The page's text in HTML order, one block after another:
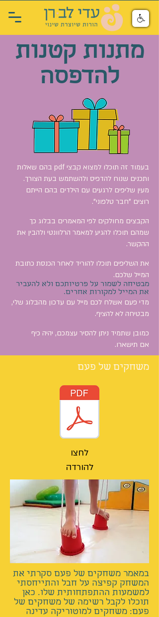
מתנות קטנות
להדפסה
בעמוד זה תוכלו למצוא קבצי pdf בהם שאלות
ותכנים שנוח להדפיס ולהשתמש בעת הצורך.
מעין שליפים לרגעים עם הילדים בהם הייתם
רוצים "חבר טלפוני".
הקבצים מחולקים לפי המאמרים בבלוג כך
שמהם תוכלו להגיע למאמר הרלוונטי ולהבין את
ההקשר.
את השליפים תוכלו להוריד לאחר הכנסת כתובת
המייל שלכם.
מבטיחה לשמור על פרטיותכם ולא להעביר
את המייל למקורות אחרים.
מדי פעם אשלח לכם מייל עם עדכון מהבלוג שלי,
מבטיחה לא להציף.
כמובן שתמיד ניתן להסיר עצמכם, יהיה כיף
אם תישארו.
משחקים של פעם
לחצו
להורדה
במאמר משחקים של פעם סקרתי את
המשחק קפיצה על חבל והתייחסתי
למשמעות ההתפתחותית שלו. כאן
תוכלו לקבל רשימה של משחקים של
פעם: משחקים למוטוריקה עדינה